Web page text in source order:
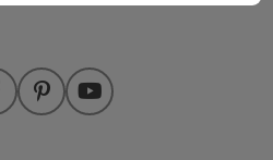
PinterestYouTube